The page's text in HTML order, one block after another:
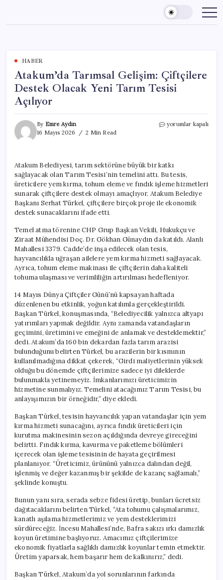
content
HABER
Atakum’da Tarımsal Gelişim: Çiftçilere
Destek Olacak Yeni Tarım Tesisi
Açılıyor
By Emre Aydın
16 Mayıs 2026
2 Min Read
Atakum’da
Olacak
Yeni
Tarım
Tesisi
Açılıyor
yorumlar kapalı
Atakum Belediyesi, tarım sektörüne büyük bir katkı
sağlayacak olan Tarım Tesisi’nin temelini attı. Bu tesis,
üreticilere yem kırma, tohum eleme ve fındık işleme hizmetleri
sunarak çiftçilere destek olmayı amaçlıyor. Atakum Belediye
Başkanı Serhat Türkel, çiftçilere birçok proje ile ekonomik
destek sunacaklarını ifade etti.
Temel atma törenine CHP Grup Başkan Vekili, Hukukçu ve
Ziraat Mühendisi Doç. Dr. Gökhan Günaydın da katıldı. Alanlı
Mahallesi 3379. Cadde’de inşa edilecek olan tesis,
hayvancılıkla uğraşan ailelere yem kırma hizmeti sağlayacak.
Ayrıca, tohum eleme makinası ile çiftçilerin daha kaliteli
tohuma ulaşması ve verimliliğin artırılması hedefleniyor.
14 Mayıs Dünya Çiftçiler Günü’nü kapsayan haftada
düzenlenen bu etkinlik, yoğun katılımla gerçekleştirildi.
Başkan Türkel, konuşmasında, “Belediyecilik yalnızca altyapı
yatırımları yapmak değildir. Aynı zamanda vatandaşların
geçimini, üretimini ve emeğini de anlamak ve desteklemektir,”
dedi. Atakum’da 160 bin dekardan fazla tarım arazisi
bulunduğunu belirten Türkel, bu arazilerin bir kısmının
kullanılmadığına dikkat çekerek, “Girdi maliyetlerinin yüksek
olduğu bu dönemde çiftçilerimize sadece iyi dileklerde
bulunmakla yetinemeyiz. İmkanlarımızı üreticimizin
hizmetine sunmalıyız. Temelini atacağımız Tarım Tesisi, bu
anlayışımızın bir örneğidir,” diye ekledi.
Başkan Türkel, tesisin hayvancılık yapan vatandaşlar için yem
kırma hizmeti sunacağını, ayrıca fındık üreticileri için
kurutma makinesinin sezon açıldığında devreye gireceğini
belirtti. Fındık kırma, kavurma ve paketleme bölümleri
içerecek olan işleme tesisinin de hayata geçirilmesi
planlanıyor. “Üreticimiz, ürününü yalnızca dalından değil,
işlenmiş ve değer kazanmış bir şekilde de kazanç sağlamalı,”
şeklinde konuştu.
Bunun yanı sıra, serada sebze fidesi üretip, bunları ücretsiz
dağıtacaklarını belirten Türkel, “Ata tohumu çalışmalarımız,
kanatlı aşılama hizmetlerimiz ve yem desteklerimizi
sürdüreceğiz. İncesu Mahallesi’nde, Bafra sakızı ırkı damızlık
koyun üretimine başlıyoruz. Amacımız çiftçilerimize
ekonomik fiyatlarla sağlıklı damızlık koyunlar temin etmektir.
Üretim yaparsak, hem başarır hem de kalkınırız,” dedi.
Başkan Türkel, Atakum’da yol sorunlarının farkında